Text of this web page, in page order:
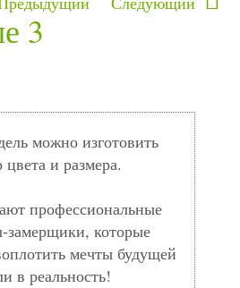
3
можно изготовить
и размера.
профессиональные
замерщики, которые
мечты будущей
в реальность!